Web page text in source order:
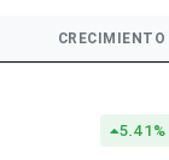
CRECIMIENTO
5.41%